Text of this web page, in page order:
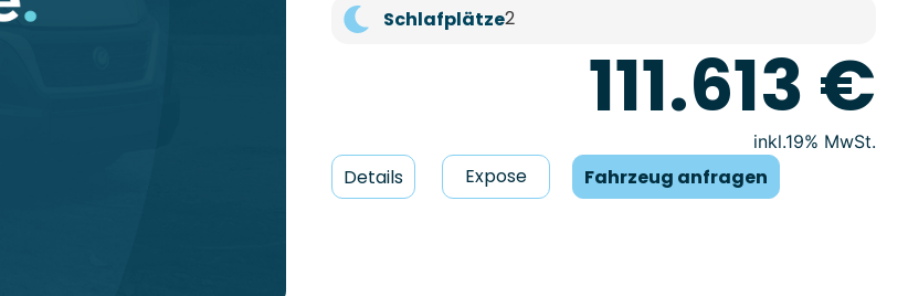
Schlafplätze2
111.613 €
19% MwSt.
Details Expose Fahrzeug anfragen